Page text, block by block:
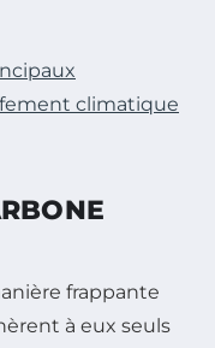
climatique
frappante
à eux seuls